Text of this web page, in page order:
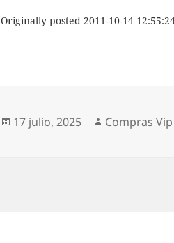
Originally posted 2011-10-14
Publicado
17 julio, 2025 Autor
Compras Vip